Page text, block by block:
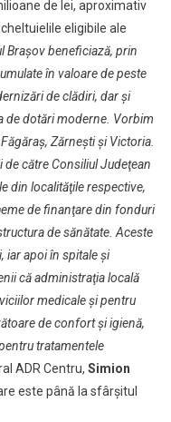
de lei, aproximativ
eligibile ale
Braşov beneficiază, prin
în valoare de peste
de clădiri, dar şi
de dotări moderne. Vorbim
Zărneşti şi Victoria.
către Consiliul Judeţean
din localităţile respective,
de finanţare din fonduri
de sănătate. Aceste
iar apoi în spitale şi
că administraţia locală
medicale şi pentru
de confort şi igienă,
tratamentele
ADR Centru, Simion
este până la sfârşitul